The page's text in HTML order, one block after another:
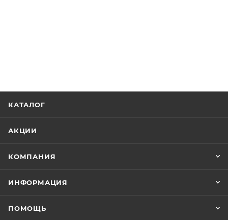
КАТАЛОГ
АКЦИИ
КОМПАНИЯ
ИНФОРМАЦИЯ
ПОМОЩЬ